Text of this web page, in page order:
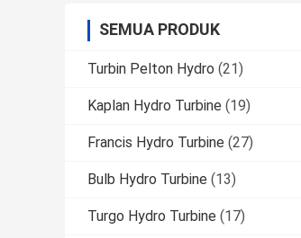
SEMUA PRODUK
Turbin Pelton Hydro (21)
Kaplan Hydro Turbine (19)
Francis Hydro Turbine (27)
Bulb Hydro Turbine (13)
Turgo Hydro Turbine (17)